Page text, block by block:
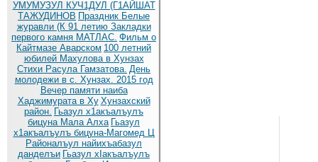
УМУМУЗУЛ КУЧ1ДУЛ (Г1АЙШАТ
ТАЖУДИНОВ Праздник Белые
журавли (К 91 летию Закладки
первого камня МАТЛАС. Фильм о
Кайтмазе Аварском 100 летний
юбилей Махулова в Хунзах
Стихи Расула Гамзатова. День
молодежи в с. Хунзах. 2015 год
Вечер памяти наиба
Хаджимурата в Ху Хунзахский
район. Гьазул х1акъалъулъ
бицуна Мала Алха Гьазул
х1акъалъулъ бицуна-Магомед Ц
Районалъул найихъабазул
данделъи Гьазул хIакъалъулъ